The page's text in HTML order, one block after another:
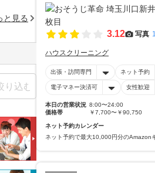
3.12 写真
ハウスクリーニング
出張・訪問専門 ネット予約
電子マネー決済可 女性歓迎
本日の営業状況 8:00〜24:00
価格帯
￥7,700〜￥90,750
ネット予約カレンダー
ネット予約で最大10,000円分のAmazon
と見る